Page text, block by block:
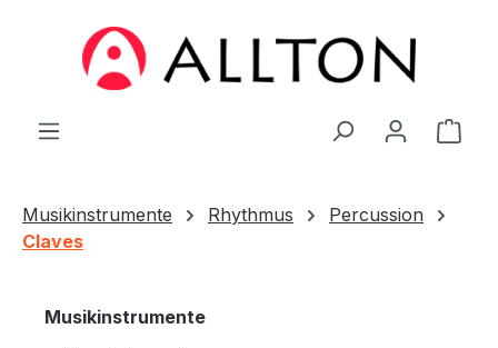
Zum Hauptinhalt springen
Musikinstrumente Rhythmus
Percussion
Claves
Musikinstrumente